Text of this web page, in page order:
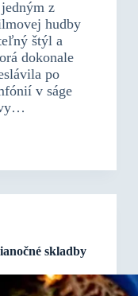
z
hudby
štýl a
dokonale
po
v ságe
skladby